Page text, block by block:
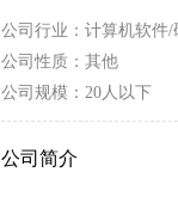
公司行业：计算机软件/
公司性质：其他
公司规模：20人以下
公司简介